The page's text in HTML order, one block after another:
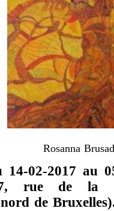
Rosanna
14-02-2017 au
rue de la
de